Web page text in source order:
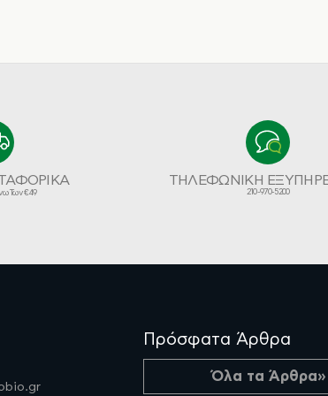
Των €49
ΤΗΛΕΦΩΝΙΚΗ
210-970-5200
Πρόσφατα Άρθρα
Όλα τα Άρθρα»